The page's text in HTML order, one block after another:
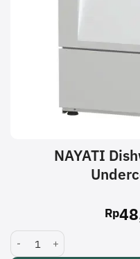
NAYATI
Rp
NAYATI Dishwasher